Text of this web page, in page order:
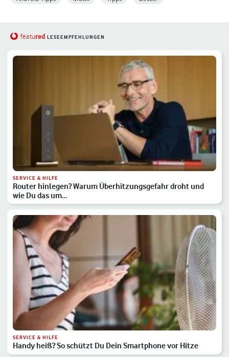
featured LESEEMPFEHLUNGEN
SERVICE & HILFE
Router hinlegen? Warum Überhitzungsgefahr droht und
wie Du das um…
SERVICE & HILFE
Handy heiß? So schützt Du Dein Smartphone vor Hitze